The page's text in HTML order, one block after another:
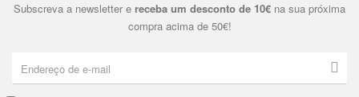
Subscreva a newsletter e receba um desconto de 10€ na sua próxima
compra acima de 50€!